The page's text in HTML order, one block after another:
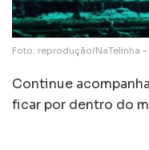
Foto: reprodução/NaTelinha –
Continue
ficar por dentro do